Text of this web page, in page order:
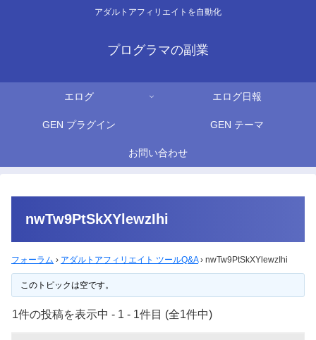
アダルトアフィリエイトを自動化
プログラマの副業
エログ エログ日報
GEN プラグイン GEN テーマ
お問い合わせ
nwTw9PtSkXYlewzIhi
フォーラム › アダルトアフィリエイト ツールQ&A › nwTw9PtSkXYlewzIhi
このトピックは空です。
1件の投稿を表示中 - 1 - 1件目 (全1件中)